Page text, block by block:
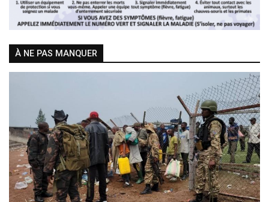
À NE PAS MANQUER